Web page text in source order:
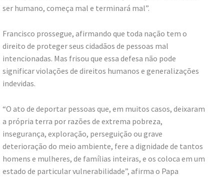
ser humano, começa mal e terminará mal”.
Francisco prossegue, afirmando que toda nação tem o
direito de proteger seus cidadãos de pessoas mal
intencionadas. Mas frisou que essa defesa não pode
significar violações de direitos humanos e generalizações
indevidas.
“O ato de deportar pessoas que, em muitos casos, deixaram
a própria terra por razões de extrema pobreza,
insegurança, exploração, perseguição ou grave
deterioração do meio ambiente, fere a dignidade de tantos
homens e mulheres, de famílias inteiras, e os coloca em um
estado de particular vulnerabilidade”, afirma o Papa